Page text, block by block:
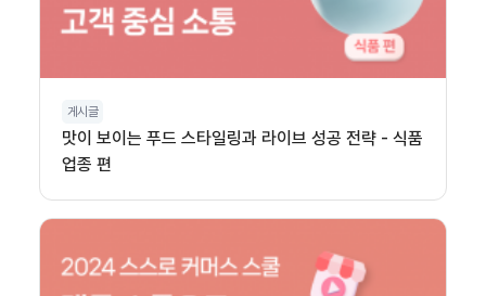
게시글
맛이 보이는 푸드 스타일링과 라이브 성공 전략 - 식품
업종 편